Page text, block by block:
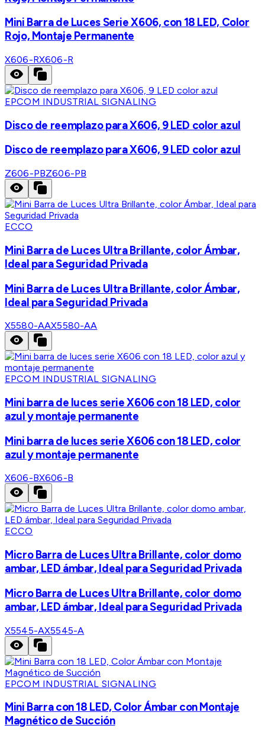
Mini Barra de Luces Serie X606, con 18 LED, Color
Rojo, Montaje Permanente
X606-RX606-R
EPCOM INDUSTRIAL SIGNALING
Disco de reemplazo para X606, 9 LED color azul
Disco de reemplazo para X606, 9 LED color azul
Z606-PBZ606-PB
ECCO
Mini Barra de Luces Ultra Brillante, color Ámbar,
Ideal para Seguridad Privada
Mini Barra de Luces Ultra Brillante, color Ámbar,
Ideal para Seguridad Privada
X5580-AAX5580-AA
EPCOM INDUSTRIAL SIGNALING
Mini barra de luces serie X606 con 18 LED, color
azul y montaje permanente
Mini barra de luces serie X606 con 18 LED, color
azul y montaje permanente
X606-BX606-B
ECCO
Micro Barra de Luces Ultra Brillante, color domo
ambar, LED ámbar, Ideal para Seguridad Privada
Micro Barra de Luces Ultra Brillante, color domo
ambar, LED ámbar, Ideal para Seguridad Privada
X5545-AX5545-A
EPCOM INDUSTRIAL SIGNALING
Mini Barra con 18 LED, Color Ámbar con Montaje
Magnético de Succión